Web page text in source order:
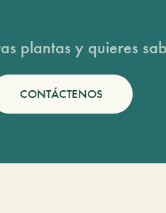
plantas y quieres
CONTÁCTENOS